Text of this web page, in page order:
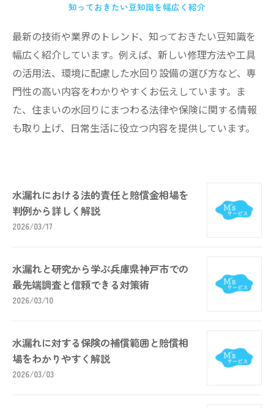
知っておきたい豆知識を幅広く紹介
最新の技術や業界のトレンド、知っておきたい豆知識を
幅広く紹介しています。例えば、新しい修理方法や工具
の活用法、環境に配慮した水回り設備の選び方など、専
門性の高い内容をわかりやすくお伝えしています。ま
た、住まいの水回りにまつわる法律や保険に関する情報
も取り上げ、日常生活に役立つ内容を提供しています。
水漏れにおける法的責任と賠償金相場を
判例から詳しく解説
2026/03/17
水漏れと研究から学ぶ兵庫県神戸市での
最先端調査と信頼できる対策術
2026/03/10
水漏れに対する保険の補償範囲と賠償相
場をわかりやすく解説
2026/03/03